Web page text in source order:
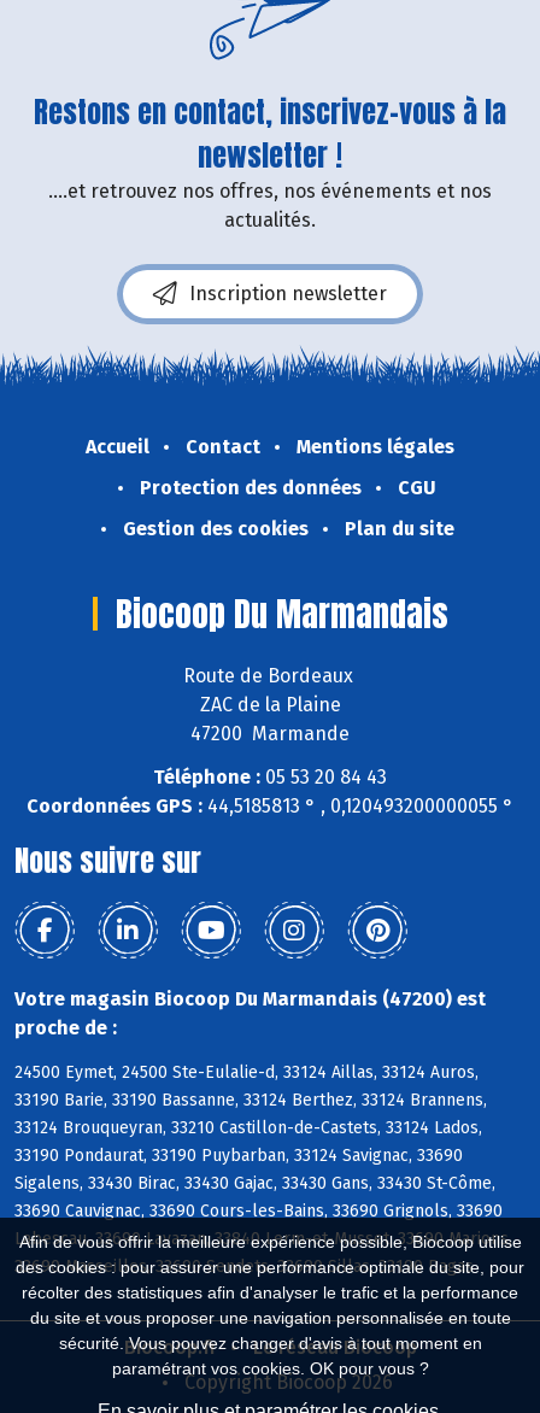
Afin de vous offrir la meilleure expérience possible, Biocoop utilise
des cookies : pour assurer une performance optimale du site, pour
récolter des statistiques afin d'analyser le trafic et la performance
du site et vous proposer une navigation personnalisée en toute
sécurité. Vous pouvez changer d'avis à tout moment en
paramétrant vos cookies. OK pour vous ?
Restons en contact, inscrivez-vous à la
newsletter !
....et retrouvez nos offres, nos événements et nos
actualités.
Inscription newsletter
Accueil Contact
Mentions légales
Protection des données
CGU
Gestion des cookies
Plan du site
Biocoop Du Marmandais
Route de Bordeaux
ZAC de la Plaine
47200 Marmande
Téléphone : 05 53 20 84 43
Coordonnées GPS : 44,5185813 ° , 0,120493200000055 °
Nous suivre sur
Votre magasin Biocoop Du Marmandais (47200) est
proche de :
24500 Eymet, 24500 Ste-Eulalie-d, 33124 Aillas, 33124 Auros,
33190 Barie, 33190 Bassanne, 33124 Berthez, 33124 Brannens,
33124 Brouqueyran, 33210 Castillon-de-Castets, 33124 Lados,
33190 Pondaurat, 33190 Puybarban, 33124 Savignac, 33690
Sigalens, 33430 Birac, 33430 Gajac, 33430 Gans, 33430 St-Côme,
33690 Cauvignac, 33690 Cours-les-Bains, 33690 Grignols, 33690
Labescau, 33690 Lavazan, 33840 Lerm-et-Musset, 33690 Marions,
33690 Masseilles, 33690 Sendets, 33690 Sillas, 33190 Bagas
Biocoop.fr
Le réseau Biocoop
Copyright Biocoop 2026